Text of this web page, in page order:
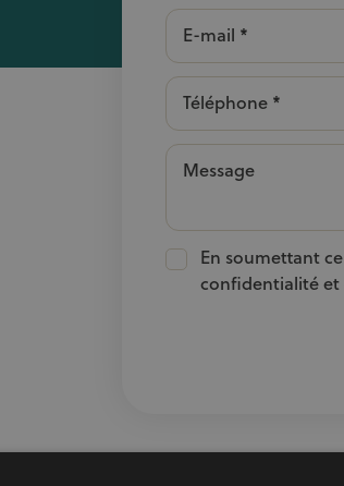
E-mail *
Téléphone *
Message
En soumettant
confidentialité et